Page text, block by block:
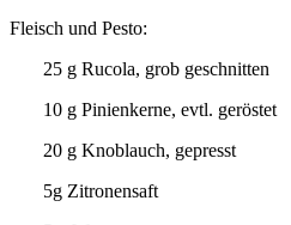
Fleisch und Pesto:
25 g Rucola, grob geschnitten
10 g Pinienkerne, evtl. geröstet
20 g Knoblauch, gepresst
5g Zitronensaft